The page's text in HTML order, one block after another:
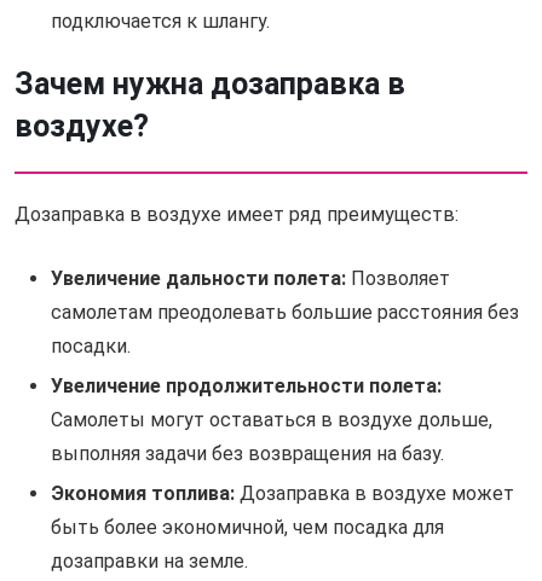
подключается к шлангу.
Зачем нужна дозаправка в
воздухе?
Дозаправка в воздухе имеет ряд преимуществ:
Увеличение дальности полета: Позволяет
самолетам преодолевать большие расстояния без
посадки.
Увеличение продолжительности полета:
Самолеты могут оставаться в воздухе дольше,
выполняя задачи без возвращения на базу.
Экономия топлива: Дозаправка в воздухе может
быть более экономичной, чем посадка для
дозаправки на земле.